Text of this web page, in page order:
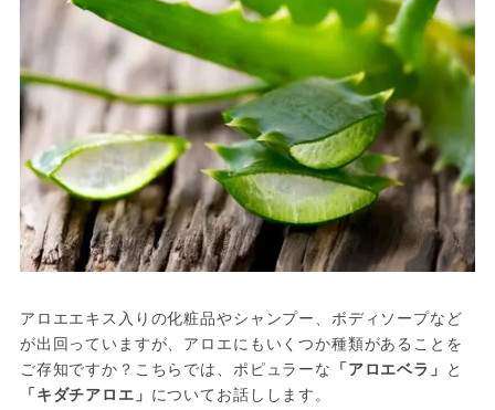
アロエエキス入りの化粧品やシャンプー、ボディソープなど
が出回っていますが、アロエにもいくつか種類があることを
ご存知ですか？こちらでは、ポピュラーな 「アロエベラ」 と
「キダチアロエ」 についてお話しします。